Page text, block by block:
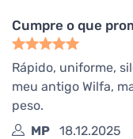
Cumpre o que
Rápido, uniforme,
meu antigo Wilfa,
peso.
MP
18.12.2025